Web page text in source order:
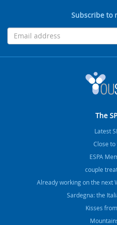
Subscribe to
The
Latest
Close to
ESPA
couple
Already working on the next
Sardegna: the
Kisses